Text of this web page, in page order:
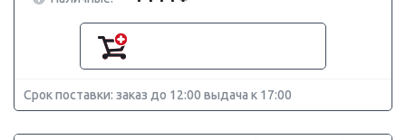
Срок поставки: заказ до 12:00 выдача к 17:00